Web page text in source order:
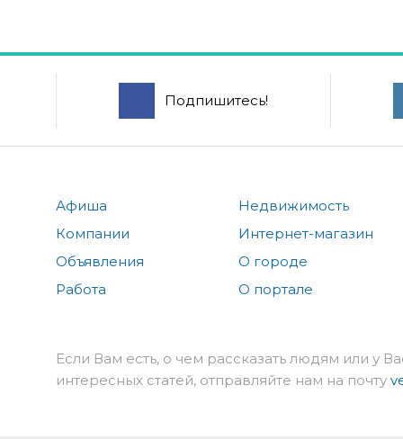
Подпишитесь!
Афиша
Компании
Объявления
Работа
Недвижимость
Интернет-магазин
О городе
О портале
Если Вам есть, о чем рассказать людям или у
интересных статей, отправляйте нам на почту